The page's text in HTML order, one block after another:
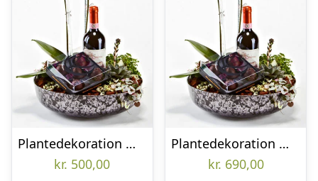
Plantedekoration med vin og lækker chokolade – Send blomster med Bloomit
kr. 500,00
Plantedekoration med vin og lækker chokolade – Send blomster med Bloomit
kr. 690,00